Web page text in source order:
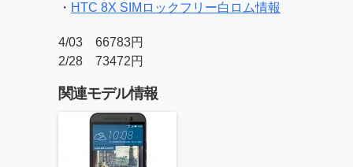
・ HTC 8X SIMロックフリー白ロム情報
4/03 66783円
2/28 73472円
関連モデル情報